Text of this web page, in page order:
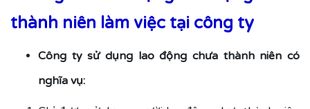
thành niên làm việc tại công ty
Công ty sử dụng lao động chưa thành niên có
nghĩa vụ: